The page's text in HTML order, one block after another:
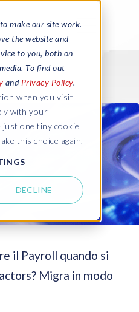
make our site work.
the website and
to you, both on
To find out
and Privacy Policy.
when you visit
with your
just one tiny cookie
this choice again.
DECLINE
il Payroll quando si
Migra in modo